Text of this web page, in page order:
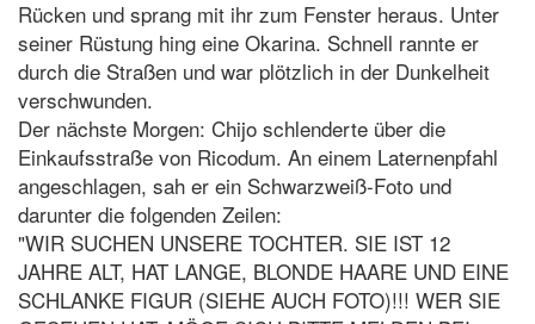
Rücken und sprang mit ihr zum Fenster heraus. Unter
seiner Rüstung hing eine Okarina. Schnell rannte er
durch die Straßen und war plötzlich in der Dunkelheit
verschwunden.
Der nächste Morgen: Chijo schlenderte über die
Einkaufsstraße von Ricodum. An einem Laternenpfahl
angeschlagen, sah er ein Schwarzweiß-Foto und
darunter die folgenden Zeilen:
"WIR SUCHEN UNSERE TOCHTER. SIE IST 12
JAHRE ALT, HAT LANGE, BLONDE HAARE UND EINE
SCHLANKE FIGUR (SIEHE AUCH FOTO)!!! WER SIE